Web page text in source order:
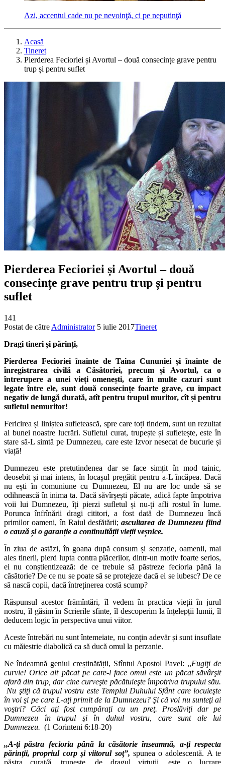
Azi, accentul cade nu pe nevoinţă, ci pe neputinţă
Acasă
Tineret
Pierderea Fecioriei și Avortul – două consecințe grave pentru
trup și pentru suflet
Pierderea Fecioriei și Avortul – două
consecințe grave pentru trup și pentru
suflet
141
Postat de către Administrator 5 iulie 2017Tineret
Dragi tineri și părinți,
Pierderea Fecioriei înainte de Taina Cununiei șiînainte de
înregistrarea civilă a Căsătoriei, precum și Avortul, ca o
întrerupere a unei vieți omenești, care în multe cazuri sunt
legate între ele, sunt două consecințe foarte grave, cu impact
negativ de lungă durată, atît pentru trupul muritor, cît și pentru
sufletul nemuritor!
Fericirea și liniștea sufletească, spre care toți tindem, sunt un rezultat
al bunei noastre lucrări. Sufletul curat, trupește și sufletește, este în
stare să-L simtă pe Dumnezeu, care este Izvor nesecat de bucurie și
viață!
Dumnezeu este pretutindenea dar se face simțit în mod tainic,
deosebit și mai intens, în locașul pregătit pentru a-L încăpea. Dacă
nu ești în comuniune cu Dumnezeu, El nu are loc unde să se
odihnească în inima ta. Dacă săvîrșești păcate, adică fapte împotriva
voii lui Dumnezeu, îți pierzi sufletul și nu-ți afli rostul în lume.
Porunca înfrînării dragi cititori, a fost dată de Dumnezeu încă
primilor oameni, în Raiul desfătării;ascultarea de Dumnezeu fiind
o cauză și o garanție a continuității vieții veșnice.
În ziua de astăzi, în goana după consum și senzație, oamenii, mai
ales tinerii, pierd lupta contra plăcerilor, dintr-un motiv foarte serios,
ei nu conștientizează: de ce trebuie să păstreze fecioria pănă la
căsătorie? De ce nu se poate să se protejeze dacă ei se iubesc? De ce
să nască copii, dacă întreținerea costă scump?
Răspunsul acestor frămîntări, îl vedem în practica vieții în jurul
nostru, îl găsim în Scrierile sfinte, îl descoperim la înțelepții lumii, îl
deducem logic în perspectiva unui viitor.
Aceste întrebări nu sunt întemeiate, nu conțin adevăr și sunt insuflate
cu măiestrie diabolică ca să ducă omul la perzanie.
Ne îndeamnă geniul creștinătății, Sfîntul Apostol Pavel: ,,Fugiţi de
curvie! Orice alt păcat pe care-l face omul este un păcat săvârşit
afară din trup, dar cine curveşte păcătuieşte împotriva trupului său.
Nu ştiţi că trupul vostru este Templul Duhului Sfânt care locuieşte
în voi şi pe care L-aţi primit de la Dumnezeu? Şi că voi nu sunteţi ai
voştri? Căci aţi fost cumpăraţi cu un preţ. Proslăviţi dar pe
Dumnezeu în trupul şi în duhul vostru, care sunt ale lui
Dumnezeu. (1 Corinteni 6:18-20)
,,A-ţi păstra fecioria până la căsătorie înseamnă, a-ţi respecta
părinţii, propriul corp şi viitorul soţ”, spunea o adolescentă. A te
păstra curat/ă, trupește, de dragul virtuții, este o lucrare